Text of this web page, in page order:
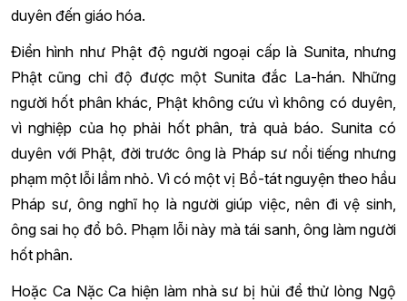
duyên đến giáo hóa.
Điển hình như Phật độ người ngoại cấp là Sunita, nhưng
Phật cũng chỉ độ được một Sunita đắc La-hán. Những
người hốt phân khác, Phật không cứu vì không có duyên,
vì nghiệp của họ phải hốt phân, trả quả báo. Sunita có
duyên với Phật, đời trước ông là Pháp sư nổi tiếng nhưng
phạm một lỗi lầm nhỏ. Vì có một vị Bồ-tát nguyện theo hầu
Pháp sư, ông nghĩ họ là người giúp việc, nên đi vệ sinh,
ông sai họ đổ bô. Phạm lỗi này mà tái sanh, ông làm người
hốt phân.
Hoặc Ca Nặc Ca hiện làm nhà sư bị hủi để thử lòng Ngộ